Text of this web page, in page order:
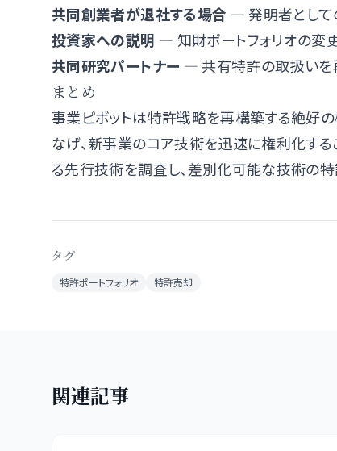
共同創業者が退社する場合 — 発明者として
投資家への説明 — 知財ポートフォリオの変
共同研究パートナー — 共有特許の取扱いを
まとめ
事業ピボットは特許戦略を再構築する絶好
なげ、新事業のコア技術を迅速に権利化す
る先行技術を調査し、差別化可能な技術の特
タグ
特許ポートフォリオ 特許売却
関連記事